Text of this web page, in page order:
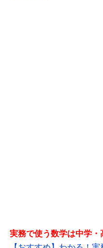
実務で使う数学は中学